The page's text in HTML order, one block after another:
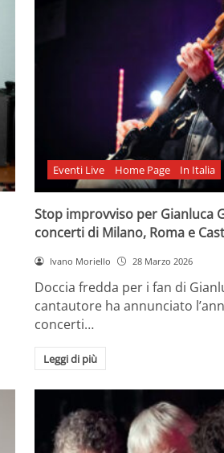
Eventi Live Home Page In Italia
Stop improvviso per Gianluca
concerti di Milano, Roma e
Ivano Moriello 28 Marzo 2026
Doccia fredda per i fan di
cantautore ha annunciato
concerti…
Leggi di più